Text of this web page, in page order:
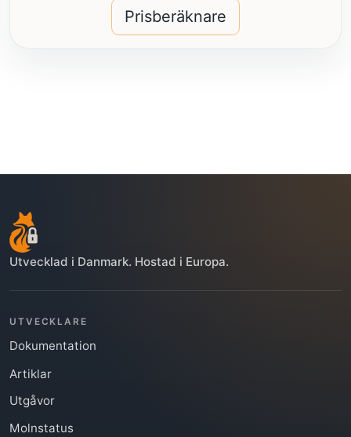
Prisberäknare
Utvecklad i Danmark. Hostad i Europa.
UTVECKLARE
Dokumentation
Artiklar
Utgåvor
Molnstatus